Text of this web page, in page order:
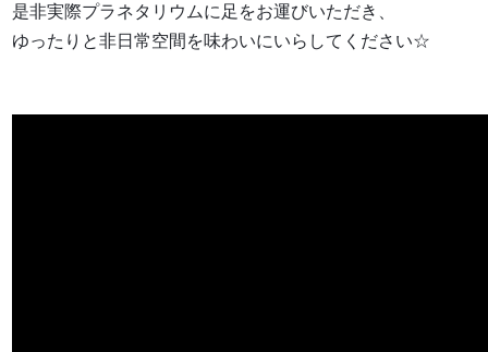
是非実際プラネタリウムに足をお運びいただき、
ゆったりと非日常空間を味わいにいらしてください☆